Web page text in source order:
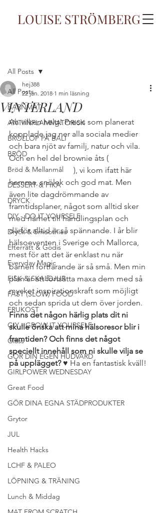
LOUISE STRÖMBERG
All Posts
BARNMAT
ANTIINFLAMMATORISK
BRÖLLOP PÅ BALI
BRÖD
Bröd & Mellanmål
DESSERT & FIKA
DRYCK
DIY - DO IT YOURSELF
Dryck & Smoothies
Efterrätt & Godis
Everyday Magic
FISK & SKALDJUR
FAST (SLOW) FOOD
FRUKOST
GIY - GROW IT YOURSELF
Glass
GÖR DIN EGEN HUDVÅRD
GIRLPOWER WEDNESDAY
Great Food
GÖR DINA EGNA STÄDPRODUKTER
Grytor
JUL
Health Hacks
LCHF & PALEO
LÖPNING & TRÄNING
Lunch & Middag
All Posts
VINTERLAND
hej388
22 jan. 2018 1 min läsning
Ah vilken helg! Precis som planerat
kopplade jag ner alla sociala medier
och bara njöt av familj, natur och vila.
Och en hel del brownie åts (
recept hittar ni här ), vi kom ifatt här
hemma, snölek och god mat. Men
även lite dagdrömmande av
framtidsplaner, något som alltid sker
med närhet till handlingsplan och
därför alltid är så spännande. I år blir
hälsoeventen i Sverige och Mallorca,
mest för att det är enklast nu när
barnen fortfarande är så små. Men min
plan är att fortsätta maxa dem med så
mycket inspirationskraft som möjligt
och sedan sprida ut dem över jorden.
Finns det någon härlig plats dit ni
skulle önska att mina hälsoresor blir i
framtiden? Och finns det något
speciellt innehåll som ni skulle vilja se
på upplägget? ♥ Ha en fantastisk kväll!